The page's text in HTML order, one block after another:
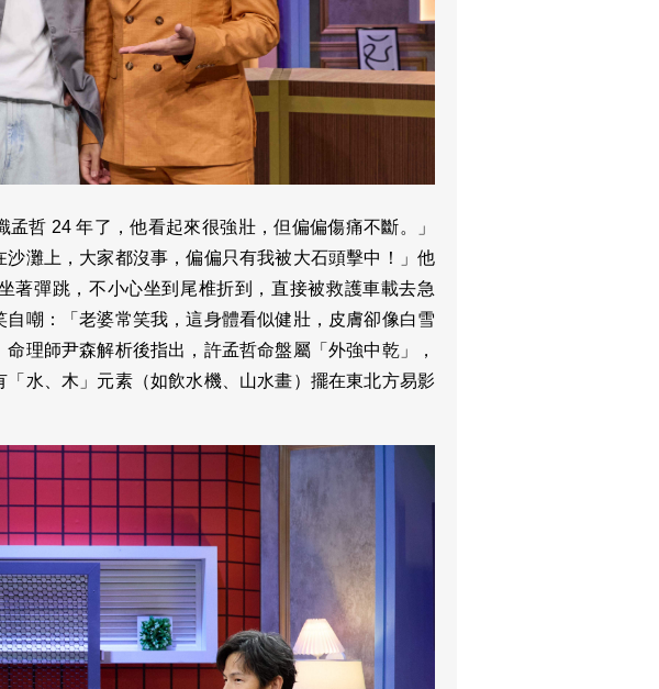
哲 24 年了，他看起來很強壯，但偏偏傷痛不斷。」
灘上，大家都沒事，偏偏只有我被大石頭擊中！」他
著彈跳，不小心坐到尾椎折到，直接被救護車載去急
嘲：「老婆常笑我，這身體看似健壯，皮膚卻像白雪
理師尹森解析後指出，許孟哲命盤屬「外強中乾」，
水、木」元素（如飲水機、山水畫）擺在東北方易影